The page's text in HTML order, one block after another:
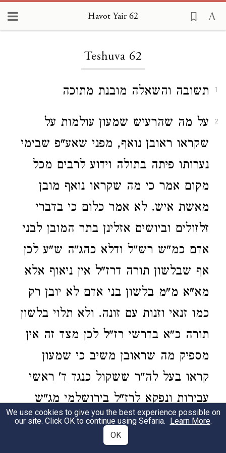
Havot Yair 62
Teshuva 62
1 תשובה והשאלה מובנת מתוכה
2
על מה שהרעיש שמעון עולמות על
שקראו ראובן נואף, מפני שאע"פ שבימי
נערותו פיתה בתולה וידוע לרבים מכל
מקום אמר כי מה שקראו נואף מובן
מאשת איש. לא אמר כלום כי בדברי
זלזולים וביושים אזלינן בתר המובן לבני
אדם כמ"ש רש"ל ודלא כהג"ה ש"ע לכן
אף שבלשון תורה דרז"ל אין ניאוף אלא
מא"א מ"מ בלשון בני אדם לא יובן רק
כמו זנאי וזנות עם זונה. ולא תלוי בלשון
תורה כ"א בדרשי רז"ל לכן מצד זה אין
מספיק מה שראובן משיב כי שמעון
קראו בעל לה"ר ששקול כנגד ד' ראשי
עבירות ונפקא לרז"ל בירושלמי מג"ש
דגדולות. וה"ה בהיפך לא מצי לתרץ
דיבוריה אם מובן לבני אדם שהוא דופי
We use cookies to give you the best experience possible on
our site. Click OK to continue using Sefaria. Learn More.
OK